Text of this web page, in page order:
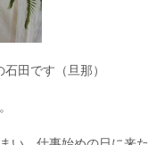
田です（旦那）